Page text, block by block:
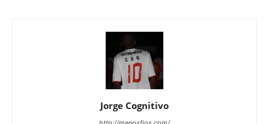
Jorge Cognitivo